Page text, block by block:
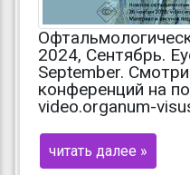
2024, Сентябрь.
September.
конференций на
video.organum-
читать далее »